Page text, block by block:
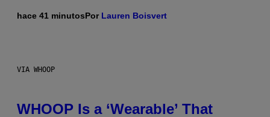
hace 41 minutosPor Lauren Boisvert
VIA WHOOP
WHOOP Is a ‘Wearable’ That